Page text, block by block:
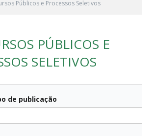
Públicos e Processos Seletivos
PÚBLICOS E
SELETIVOS
de publicação